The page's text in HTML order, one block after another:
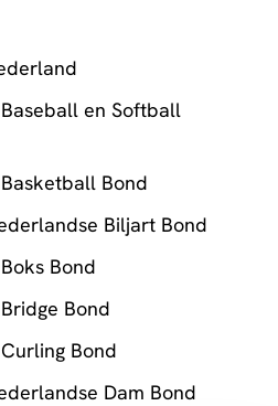
en Softball
Bond
Biljart Bond
Bond
Bond
Bond
Dam Bond